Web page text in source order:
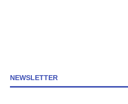
NEWSLETTER